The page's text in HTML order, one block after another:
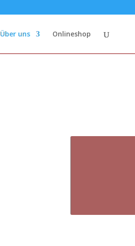
Über uns Onlineshop